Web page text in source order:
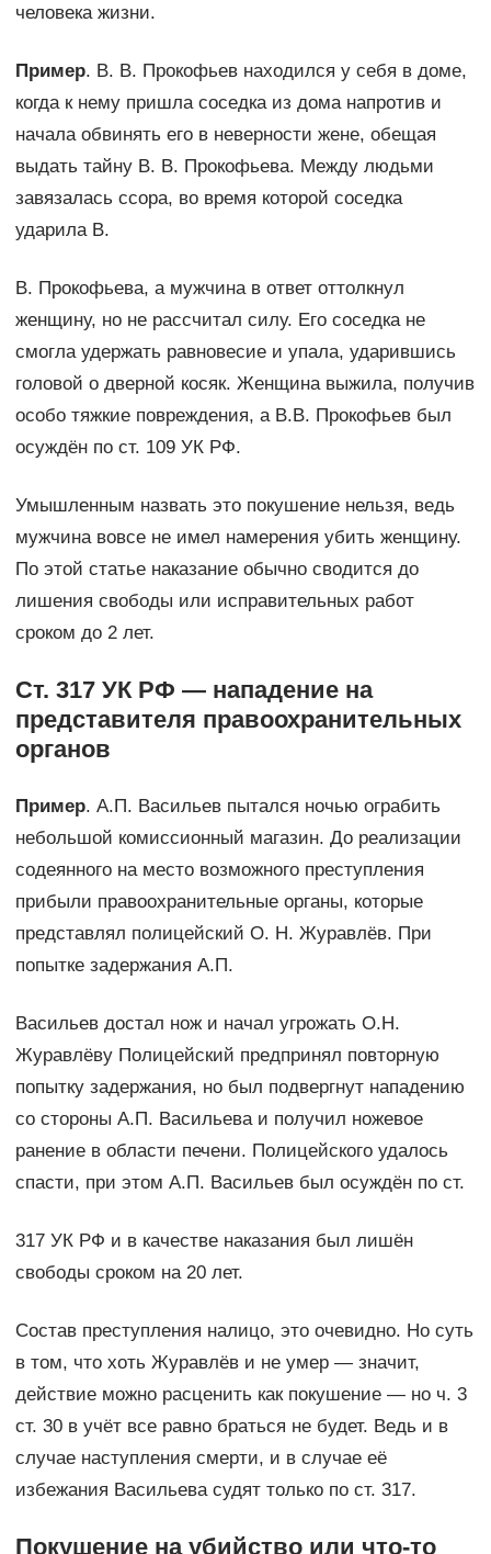
человека жизни.
Пример. В. В. Прокофьев находился у себя в доме,
когда к нему пришла соседка из дома напротив и
начала обвинять его в неверности жене, обещая
выдать тайну В. В. Прокофьева. Между людьми
завязалась ссора, во время которой соседка
ударила В.
В. Прокофьева, а мужчина в ответ оттолкнул
женщину, но не рассчитал силу. Его соседка не
смогла удержать равновесие и упала, ударившись
головой о дверной косяк. Женщина выжила, получив
особо тяжкие повреждения, а В.В. Прокофьев был
осуждён по ст. 109 УК РФ.
Умышленным назвать это покушение нельзя, ведь
мужчина вовсе не имел намерения убить женщину.
По этой статье наказание обычно сводится до
лишения свободы или исправительных работ
сроком до 2 лет.
Ст. 317 УК РФ — нападение на
представителя правоохранительных
органов
Пример. А.П. Васильев пытался ночью ограбить
небольшой комиссионный магазин. До реализации
содеянного на место возможного преступления
прибыли правоохранительные органы, которые
представлял полицейский О. Н. Журавлёв. При
попытке задержания А.П.
Васильев достал нож и начал угрожать О.Н.
Журавлёву Полицейский предпринял повторную
попытку задержания, но был подвергнут нападению
со стороны А.П. Васильева и получил ножевое
ранение в области печени. Полицейского удалось
спасти, при этом А.П. Васильев был осуждён по ст.
317 УК РФ и в качестве наказания был лишён
свободы сроком на 20 лет.
Состав преступления налицо, это очевидно. Но суть
в том, что хоть Журавлёв и не умер — значит,
действие можно расценить как покушение — но ч. 3
ст. 30 в учёт все равно браться не будет. Ведь и в
случае наступления смерти, и в случае её
избежания Васильева судят только по ст. 317.
Покушение на убийство или что-то